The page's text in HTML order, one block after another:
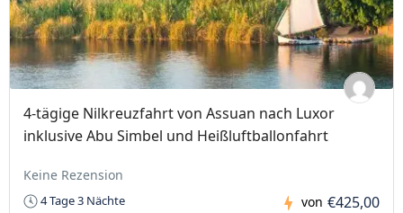
4-tägige Nilkreuzfahrt von Assuan nach Luxor
inklusive Abu Simbel und Heißluftballonfahrt
Keine Rezension
4 Tage 3 Nächte von €425,00